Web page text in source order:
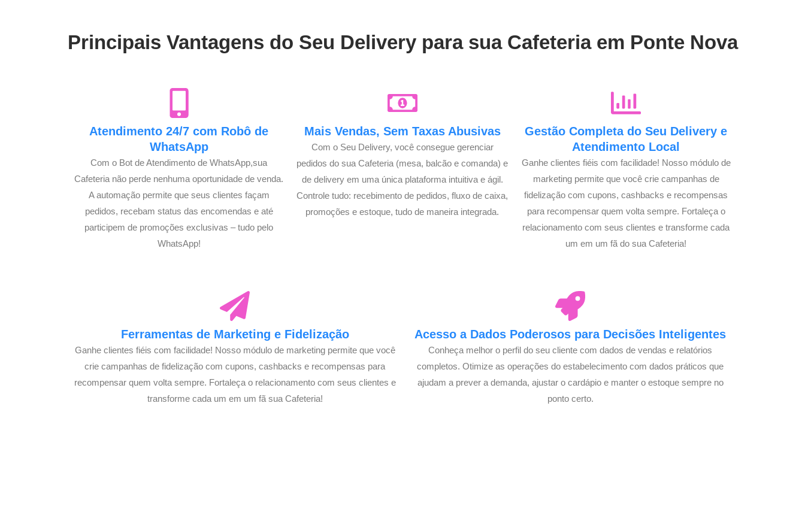
Principais Vantagens do Seu Delivery para sua Cafeteria em Ponte Nova
Atendimento 24/7 com Robô de
WhatsApp
Com o Bot de Atendimento de WhatsApp,sua
Cafeteria não perde nenhuma oportunidade de venda.
A automação permite que seus clientes façam
pedidos, recebam status das encomendas e até
participem de promoções exclusivas – tudo pelo
WhatsApp!
Mais Vendas, Sem Taxas Abusivas
Com o Seu Delivery, você consegue gerenciar
pedidos do sua Cafeteria (mesa, balcão e comanda) e
de delivery em uma única plataforma intuitiva e ágil.
Controle tudo: recebimento de pedidos, fluxo de caixa,
promoções e estoque, tudo de maneira integrada.
Gestão Completa do Seu Delivery e
Atendimento Local
Ganhe clientes fiéis com facilidade! Nosso módulo de
marketing permite que você crie campanhas de
fidelização com cupons, cashbacks e recompensas
para recompensar quem volta sempre. Fortaleça o
relacionamento com seus clientes e transforme cada
um em um fã do sua Cafeteria!
Ferramentas de Marketing e Fidelização
Ganhe clientes fiéis com facilidade! Nosso módulo de marketing permite que você
crie campanhas de fidelização com cupons, cashbacks e recompensas para
recompensar quem volta sempre. Fortaleça o relacionamento com seus clientes e
transforme cada um em um fã sua Cafeteria!
Acesso a Dados Poderosos para Decisões Inteligentes
Conheça melhor o perfil do seu cliente com dados de vendas e relatórios
completos. Otimize as operações do estabelecimento com dados práticos que
ajudam a prever a demanda, ajustar o cardápio e manter o estoque sempre no
ponto certo.